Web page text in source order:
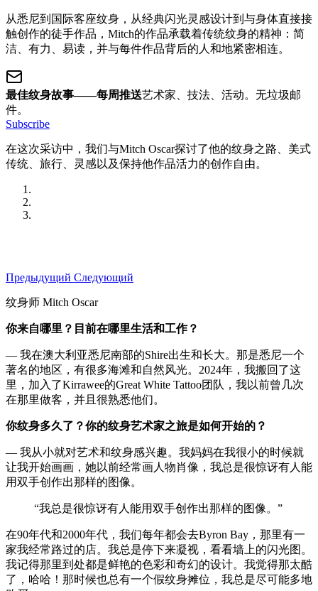
从悉尼到国际客座纹身，从经典闪光灵感设计到与身体直接接
触创作的徒手作品，Mitch的作品承载着传统纹身的精神：简
洁、有力、易读，并与每件作品背后的人和地紧密相连。
最佳纹身故事——每周推送艺术家、技法、活动。无垃圾邮
件。
Subscribe
在这次采访中，我们与Mitch Oscar探讨了他的纹身之路、美式
传统、旅行、灵感以及保持他作品活力的创作自由。
Предыдущий Следующий
纹身师 Mitch Oscar
你来自哪里？目前在哪里生活和工作？
— 我在澳大利亚悉尼南部的Shire出生和长大。那是悉尼一个
著名的地区，有很多海滩和自然风光。2024年，我搬回了这
里，加入了Kirrawee的Great White Tattoo团队，我以前曾几次
在那里做客，并且很熟悉他们。
你纹身多久了？你的纹身艺术家之旅是如何开始的？
— 我从小就对艺术和纹身感兴趣。我妈妈在我很小的时候就
让我开始画画，她以前经常画人物肖像，我总是很惊讶有人能
用双手创作出那样的图像。
“我总是很惊讶有人能用双手创作出那样的图像。”
在90年代和2000年代，我们每年都会去Byron Bay，那里有一
家我经常路过的店。我总是停下来凝视，看看墙上的闪光图。
我记得那里到处都是鲜艳的色彩和奇幻的设计。我觉得那太酷
了，哈哈！那时候也总有一个假纹身摊位，我总是尽可能多地